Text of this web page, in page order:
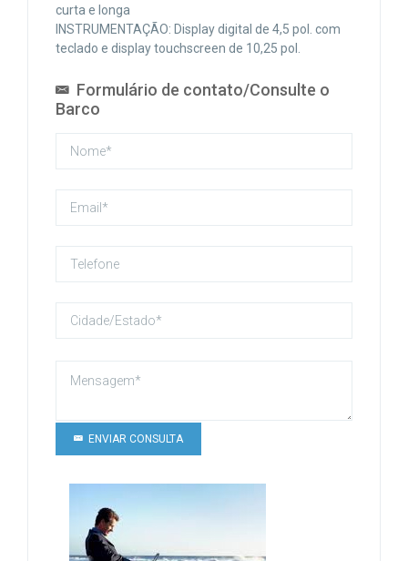
curta e longa
INSTRUMENTAÇÃO: Display digital de 4,5 pol. com
teclado e display touchscreen de 10,25 pol.
Formulário de contato/Consulte o
Barco
ENVIAR CONSULTA